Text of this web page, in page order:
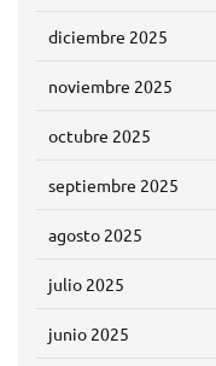
diciembre 2025
noviembre 2025
octubre 2025
septiembre 2025
agosto 2025
julio 2025
junio 2025